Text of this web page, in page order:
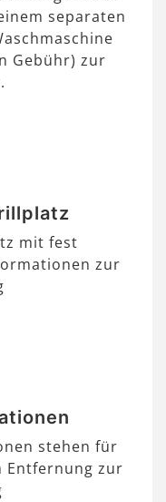
separaten
Gebühr) zur
mit fest
zur
stehen für
Entfernung zur